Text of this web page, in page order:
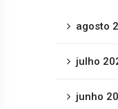
agosto
julho
junho